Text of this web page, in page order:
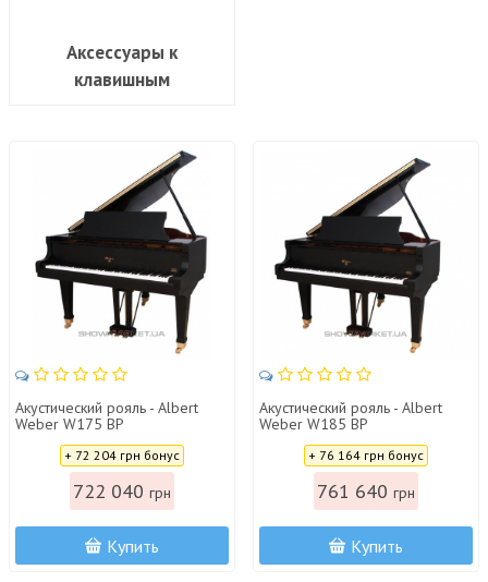
Аксессуары к
клавишным
Акустический рояль - Albert
Weber W175 BP
+ 72 204 грн бонус
722 040 грн
Купить
Акустический рояль - Albert
Weber W185 BP
+ 76 164 грн бонус
761 640 грн
Купить